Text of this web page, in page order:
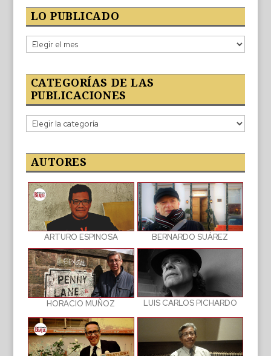
LO PUBLICADO
Lo
publicado
CATEGORÍAS DE LAS
PUBLICACIONES
Categorías
de
publicaciones
AUTORES
ARTURO ESPINOSA BERNARDO SUÁREZ
HORACIO MUÑOZ LUIS CARLOS PICHARDO